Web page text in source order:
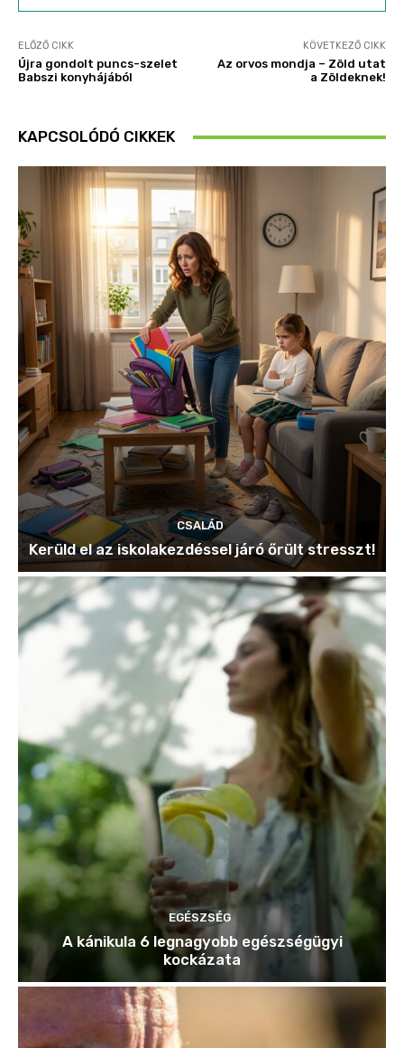
ELŐZŐ CIKK
Újra gondolt puncs-szelet
Babszi konyhájából
KÖVETKEZŐ CIKK
Az orvos mondja – Zöld utat
a Zöldeknek!
KAPCSOLÓDÓ CIKKEK
CSALÁD
Kerüld el az iskolakezdéssel járó őrült stresszt!
EGÉSZSÉG
A kánikula 6 legnagyobb egészségügyi
kockázata